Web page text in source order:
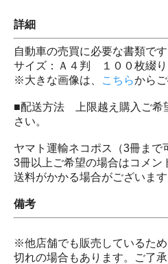
詳細
自動車の売買に必要な書類です
サイズ：Ａ４判 １００枚綴り
※大きな画像は、
こちらからご
■配送方法 上限越え購入ご希
さい。
ヤマト運輸ネコポス（3冊まで
3冊以上ご希望の場合はコメ
送料がかかる場合がございます
備考
※他店舗でも販売しているた
切れの場合もあります。ご了承